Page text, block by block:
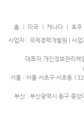
홈 미국 캐나다 호주
사업자 : 국제경력개발원 | 사
대표자,개인정보관리
서울 : 서울 서초구 서초동
부산 : 부산광역시 동구 중